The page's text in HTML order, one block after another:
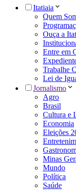
Itatiaia
Quem
Ouça a
Entre em
Trabalhe
Lei de
Jornalismo
Agro
Brasil
Cultura e
Economia
Eleições
Minas
Mundo
Política
Saúde